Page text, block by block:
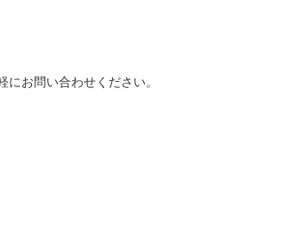
お問い合わせください。